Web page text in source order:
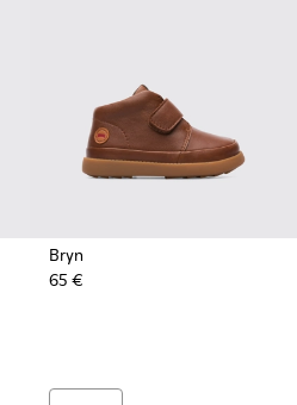
nubuck boots
Bryn
65 €